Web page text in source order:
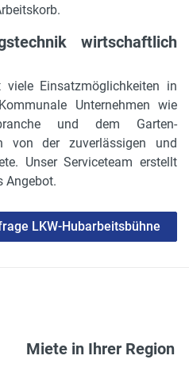
wirtschaftlich
Einsatzmöglichkeiten in
Unternehmen wie
und dem Garten-
von der zuverlässigen und
Unser Serviceteam erstellt
Angebot.
LKW-Hubarbeitsbühne
Miete in Ihrer Region